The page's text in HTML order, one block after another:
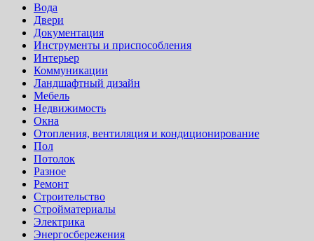
Вода
Двери
Документация
Инструменты и приспособления
Интерьер
Коммуникации
Ландшафтный дизайн
Мебель
Недвижимость
Окна
Отопления, вентиляция и кондиционирование
Пол
Потолок
Разное
Ремонт
Строительство
Стройматериалы
Электрика
Энергосбережения